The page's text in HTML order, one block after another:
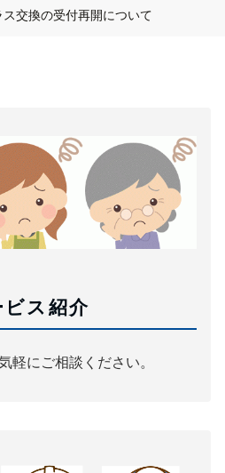
交換の受付再開について
【岐阜県関市】防犯ガラス交換工事｜セキュオSP破損のため保険対応で取替え
ビス紹介
軽にご相談ください。